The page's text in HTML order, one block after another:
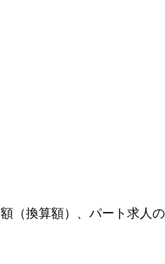
（換算額）、パート求人